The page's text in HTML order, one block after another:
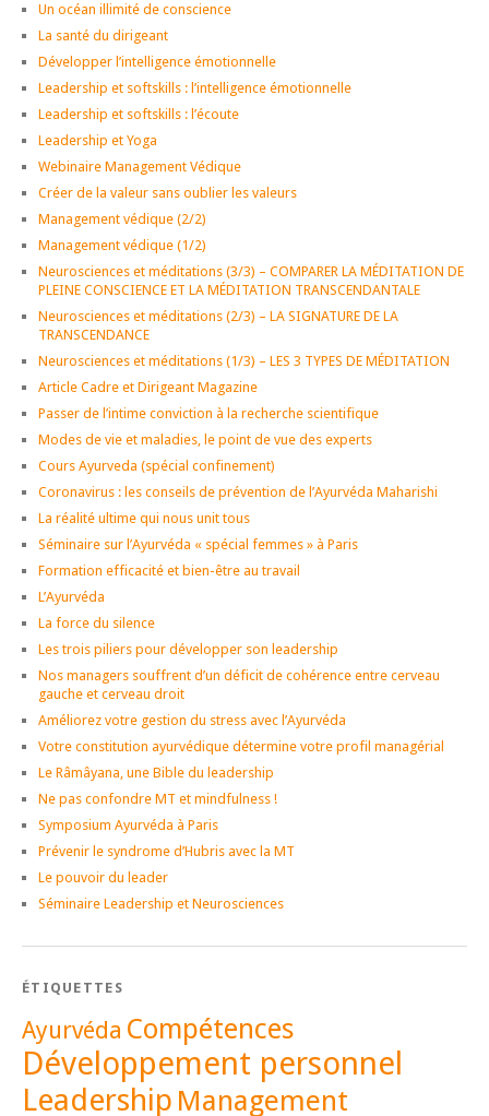
Un océan illimité de conscience
La santé du dirigeant
Développer l’intelligence émotionnelle
Leadership et softskills : l’intelligence émotionnelle
Leadership et softskills : l’écoute
Leadership et Yoga
Webinaire Management Védique
Créer de la valeur sans oublier les valeurs
Management védique (2/2)
Management védique (1/2)
Neurosciences et méditations (3/3) – COMPARER LA MÉDITATION DE
PLEINE CONSCIENCE ET LA MÉDITATION TRANSCENDANTALE
Neurosciences et méditations (2/3) – LA SIGNATURE DE LA
TRANSCENDANCE
Neurosciences et méditations (1/3) – LES 3 TYPES DE MÉDITATION
Article Cadre et Dirigeant Magazine
Passer de l’intime conviction à la recherche scientifique
Modes de vie et maladies, le point de vue des experts
Cours Ayurveda (spécial confinement)
Coronavirus : les conseils de prévention de l’Ayurvéda Maharishi
La réalité ultime qui nous unit tous
Séminaire sur l’Ayurvéda « spécial femmes » à Paris
Formation efficacité et bien-être au travail
L’Ayurvéda
La force du silence
Les trois piliers pour développer son leadership
Nos managers souffrent d’un déficit de cohérence entre cerveau
gauche et cerveau droit
Améliorez votre gestion du stress avec l’Ayurvéda
Votre constitution ayurvédique détermine votre profil managérial
Le Râmâyana, une Bible du leadership
Ne pas confondre MT et mindfulness !
Symposium Ayurvéda à Paris
Prévenir le syndrome d’Hubris avec la MT
Le pouvoir du leader
Séminaire Leadership et Neurosciences
ÉTIQUETTES
Ayurvéda Compétences
Développement personnel
Leadership Management